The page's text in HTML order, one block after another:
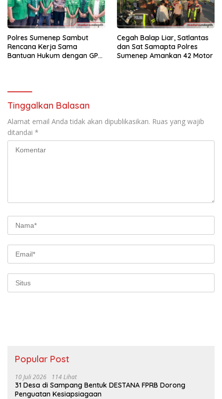
Polres Sumenep Sambut
Rencana Kerja Sama
Bantuan Hukum dengan GP
Cegah Balap Liar, Satlantas
dan Sat Samapta Polres
Sumenep Amankan 42 Motor
Tinggalkan Balasan
Alamat email Anda tidak akan dipublikasikan. Ruas yang wajib
ditandai *
Popular Post
10 Juli 2026 114 Lihat
31 Desa di Sampang Bentuk DESTANA FPRB Dorong
Penguatan Kesiapsiagaan